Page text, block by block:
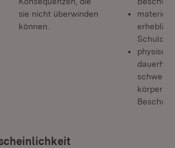
sie nicht überwinden
können.
materiell:
Schulden
physisch:
schwere